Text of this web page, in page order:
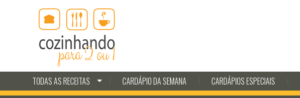
TODAS AS RECEITAS CARDÁPIO DA SEMANA CARDÁPIOS ESPECIAIS